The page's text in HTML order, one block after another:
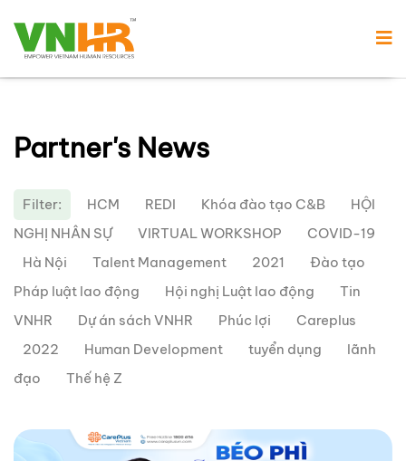
Partner's News
Filter: HCM REDI Khóa đào tạo C&B
HỘI
NGHỊ NHÂN SỰ
VIRTUAL WORKSHOP
COVID-19
Hà Nội
Talent Management 2021
Đào tạo
Pháp luật lao động
Hội nghị Luật lao động
Tin
VNHR
Dự án sách VNHR Phúc lợi
Careplus
2022
Human Development tuyển dụng
lãnh
đạo
Thế hệ Z